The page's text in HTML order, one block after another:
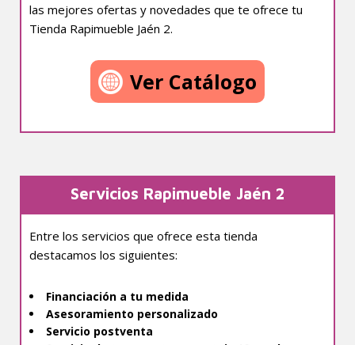
las mejores ofertas y novedades que te ofrece tu
Tienda Rapimueble Jaén 2.
Ver Catálogo
Servicios Rapimueble Jaén 2
Entre los servicios que ofrece esta tienda
destacamos los siguientes:
Financiación a tu medida
Asesoramiento personalizado
Servicio postventa